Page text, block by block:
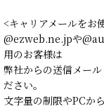
<キャリアメールをお
@ezweb.ne.jpや
用のお客様は
弊社からの送信メー
ださい。
文字量の制限やPCか